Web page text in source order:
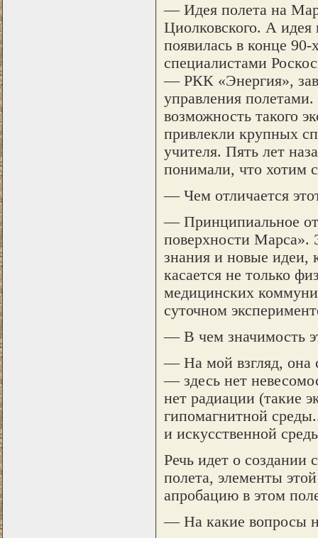
— Идея полета на
Циолковского. А идея
появилась в конце 90-
специалистами
— РКК «Энергия»,
управления
возможность такого
привлекли крупных
учителя. Пять лет
понимали, что хотим
— Чем отличается
— Принципиальное
поверхности Марса».
знания и новые идеи,
касается не только
медицинских
суточном
— В чем значимость
— На мой взгляд, она
— здесь нет
нет радиации (такие
гипомагнитной
и искусственной
Речь идет о создании
полета, элементы
апробацию в этом
— На какие вопросы